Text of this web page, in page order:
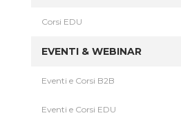
Corsi EDU
EVENTI & WEBINAR
Eventi e Corsi B2B
Eventi e Corsi EDU